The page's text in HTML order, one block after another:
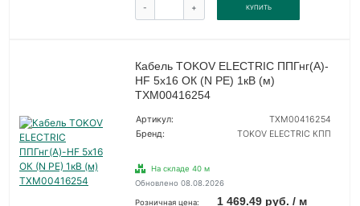
- + КУПИТЬ
Кабель TOKOV ELECTRIC ППГнг(А)-
HF 5х16 ОК (N PE) 1кВ (м)
ТХМ00416254
Артикул:
ТХМ00416254
Бренд:
TOKOV ELECTRIC КПП
На складе 40 м
Обновлено 08.08.2026
Розничная цена: 1 469.49 руб. / м